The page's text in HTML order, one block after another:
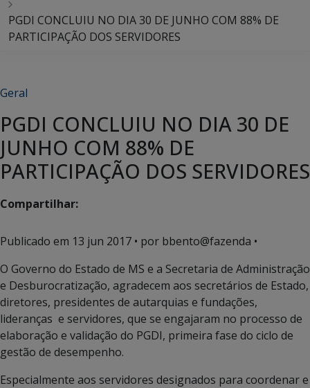
PGDI CONCLUIU NO DIA 30 DE JUNHO COM 88% DE
PARTICIPAÇÃO DOS SERVIDORES
Geral
PGDI CONCLUIU NO DIA 30 DE
JUNHO COM 88% DE
PARTICIPAÇÃO DOS SERVIDORES
Compartilhar:
Publicado em 13 jun 2017 • por bbento@fazenda •
O Governo do Estado de MS e a Secretaria de Administração
e Desburocratização, agradecem aos secretários de Estado,
diretores, presidentes de autarquias e fundações,
lideranças e servidores, que se engajaram no processo de
elaboração e validação do PGDI, primeira fase do ciclo de
gestão de desempenho.
Especialmente aos servidores designados para coordenar e